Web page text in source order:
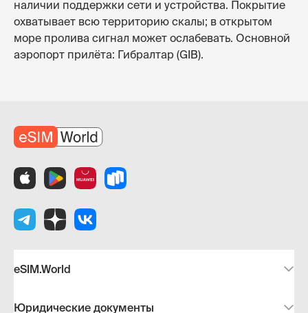
наличии поддержки сети и устройства. Покрытие
охватывает всю территорию скалы; в открытом
море пролива сигнал может ослабевать. Основной
аэропорт прилёта: Гибралтар (GIB).
eSIM.World
Юридические документы